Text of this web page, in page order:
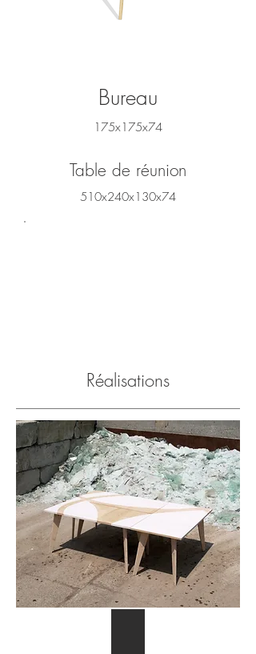
Bureau
175x175x74
Table de réunion
510x240x130x74
Réalisations